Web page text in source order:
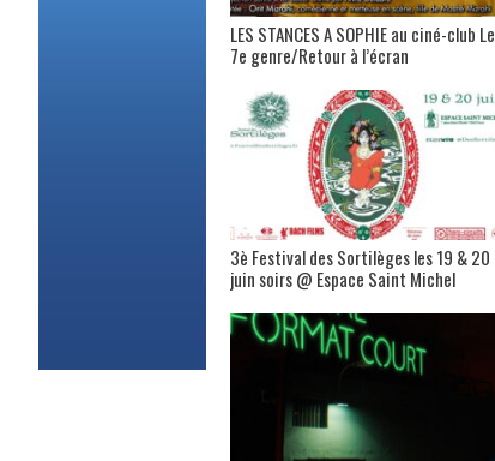
LES STANCES A SOPHIE au ciné-club Le
7e genre/Retour à l’écran
3è Festival des Sortilèges les 19 & 20
juin soirs @ Espace Saint Michel